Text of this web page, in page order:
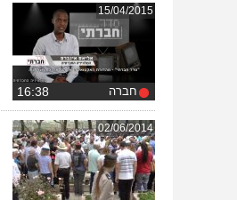
15/04/2015
חברה
02/06/2014